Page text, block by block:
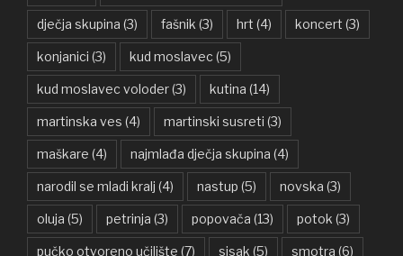
dječja skupina (3) fašnik (3) hrt (4) koncert (3)
konjanici (3) kud moslavec (5)
kud moslavec voloder(3) kutina (14)
martinska ves (4) martinski susreti (3)
maškare (4) najmlađa dječja skupina (4)
narodil se mladi kralj (4) nastup (5) novska (3)
oluja (5) petrinja (3) popovača (13) potok (3)
pučko otvoreno učilište (7) sisak (5) smotra (6)